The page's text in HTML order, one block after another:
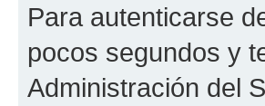
Para autenticarse
pocos segundos y
Administración del